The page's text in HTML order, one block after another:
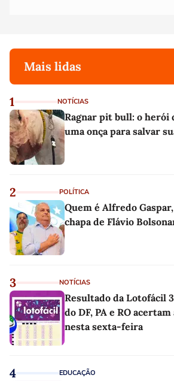
Mais lidas
1 NOTÍCIAS
Ragnar pit bull: o herói
uma onça para salvar
2 POLÍTICA
Quem é Alfredo
chapa de Flávio
3 NOTÍCIAS
Resultado da Lotofácil
do DF, PA e RO acertam
nesta sexta-feira
4 EDUCAÇÃO